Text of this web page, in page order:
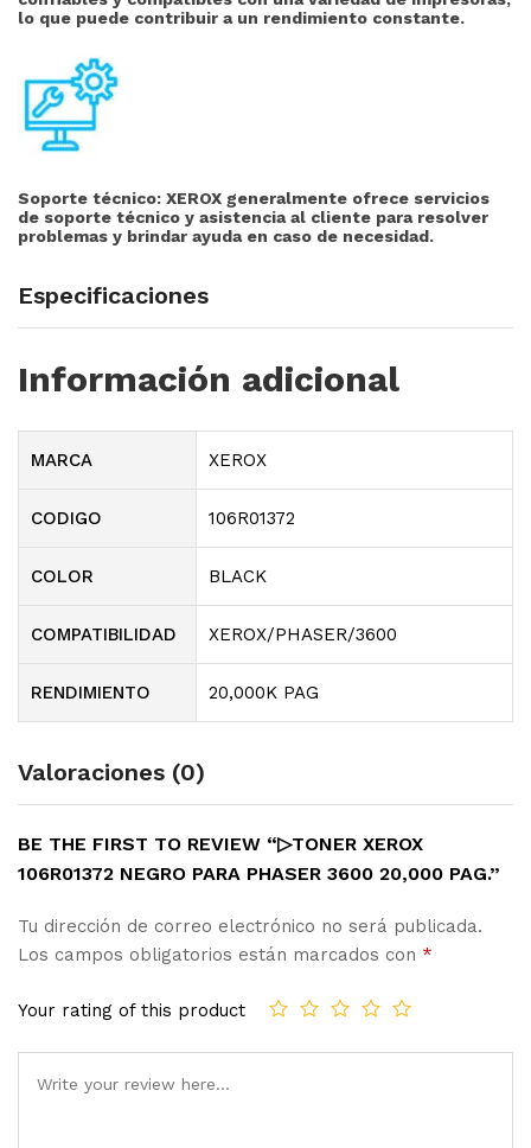
lo que puede contribuir a un rendimiento constante.
Soporte técnico: XEROX generalmente ofrece servicios
de soporte técnico y asistencia al cliente para resolver
problemas y brindar ayuda en caso de necesidad.
Especificaciones
Información adicional
MARCA XEROX
CODIGO 106R01372
COLOR BLACK
COMPATIBILIDAD XEROX/PHASER/3600
RENDIMIENTO 20,000K PAG
Valoraciones (0)
BE THE FIRST TO REVIEW “▷TONER XEROX
106R01372 NEGRO PARA PHASER 3600 20,000 PAG.”
Tu dirección de correo electrónico no será publicada.
Los campos obligatorios están marcados con *
Your rating of this product